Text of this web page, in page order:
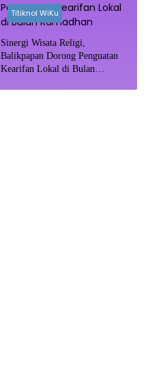
Titiknol WiKu
Sinergi Wisata Religi,
Balikpapan Dorong Penguatan
Kearifan Lokal di Bulan